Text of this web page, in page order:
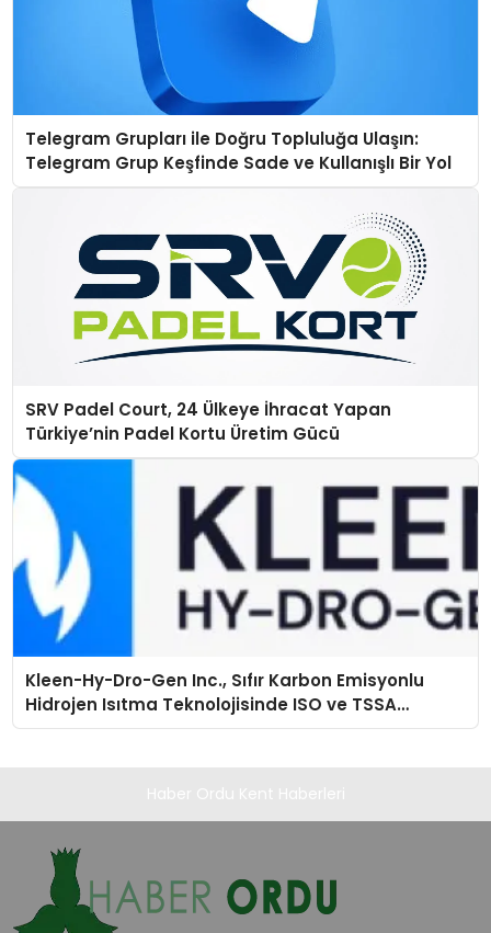
Telegram Grupları ile Doğru Topluluğa Ulaşın:
Telegram Grup Keşfinde Sade ve Kullanışlı Bir Yol
SRV Padel Court, 24 Ülkeye İhracat Yapan
Türkiye’nin Padel Kortu Üretim Gücü
Kleen-Hy-Dro-Gen Inc., Sıfır Karbon Emisyonlu
Hidrojen Isıtma Teknolojisinde ISO ve TSSA
Düzenleyici Onaylarını Aldı